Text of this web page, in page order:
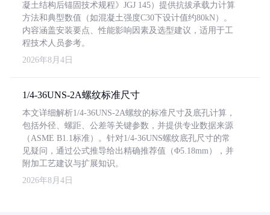
凝土结构后锚固技术规程》JGJ 145）提供抗拔承载力计算
方法和典型数值（如混凝土强度C30下设计值约80kN）。
内容涵盖安装要点、性能影响因素及选型建议，适用于工
程技术人员参考。
2026年8月4日
1/4-36UNS-2A螺纹标准尺寸
本文详细解析1/4-36UNS-2A螺纹的标准尺寸及底孔计算，
包括外径、螺距、公差等关键参数，并提供专业数据来源
（ASME B1.1标准）。针对1/4-36UNS螺纹底孔尺寸的常
见疑问，通过公式推导给出精确推荐值（Φ5.18mm），并
附加工艺建议与扩展知识。
2026年8月4日